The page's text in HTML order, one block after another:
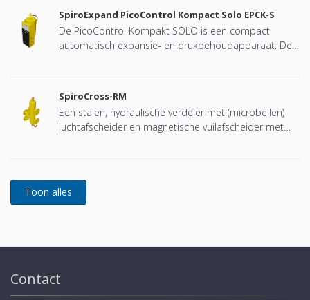
SpiroExpand PicoControl Kompact Solo EPCK-S
De PicoControl Kompakt SOLO is een compact
automatisch expansie- en drukbehoudapparaat. De
SpiroCross-RM
Een stalen, hydraulische verdeler met (microbellen)
luchtafscheider en magnetische vuilafscheider met
Contact